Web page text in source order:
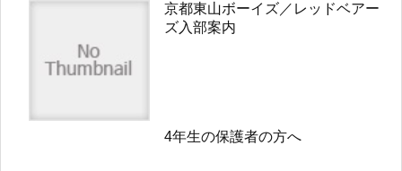
京都東山ボーイズ／レッドベアー
ズ入部案内
4年生の保護者の方へ